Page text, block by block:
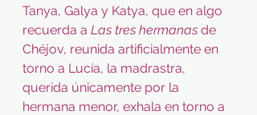
Tanya, Galya y Katya, que en algo
recuerda a Las tres hermanas de
Chéjov, reunida artificialmente en
torno a Lucía, la madrastra,
querida únicamente por la
hermana menor, exhala en torno a